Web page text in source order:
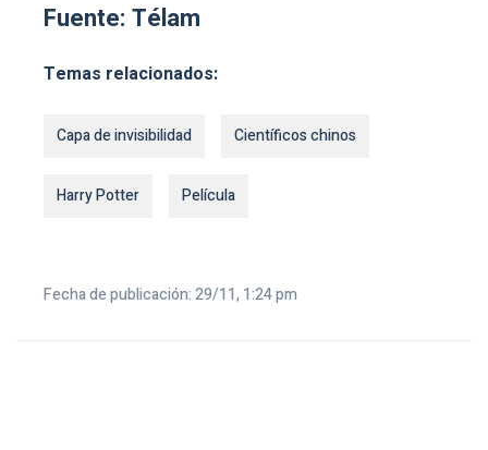
Fuente: Télam
Temas relacionados:
Capa de invisibilidad Científicos chinos
Harry Potter Película
Fecha de publicación: 29/11, 1:24 pm